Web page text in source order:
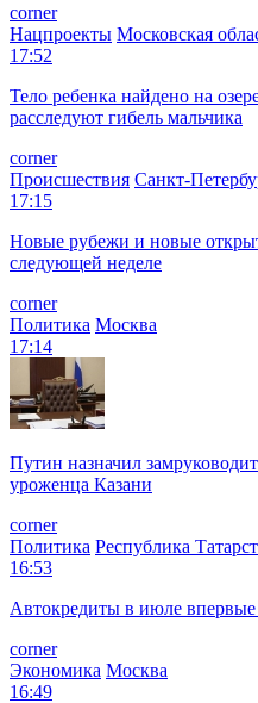
corner
Нацпроекты Московская
17:52
Тело ребенка найдено на
расследуют гибель мальчика
corner
Происшествия Санкт-
17:15
Новые рубежи и новые
следующей неделе
corner
Политика Москва
17:14
Путин назначил
уроженца Казани
corner
Политика Республика
16:53
Автокредиты в июле
corner
Экономика Москва
16:49